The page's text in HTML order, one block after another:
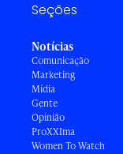
Seções
Notícias
Comunicação
Marketing
Mídia
Gente
Opinião
ProXXIma
Women To Watch